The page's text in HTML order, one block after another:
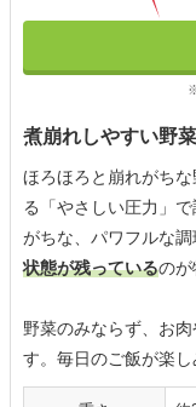
煮崩れしやすい野
ほろほろと崩れがち
る「やさしい圧力」
がちな、パワフルな調
状態が残っているのが
野菜のみならず、お
す。毎日のご飯が楽し